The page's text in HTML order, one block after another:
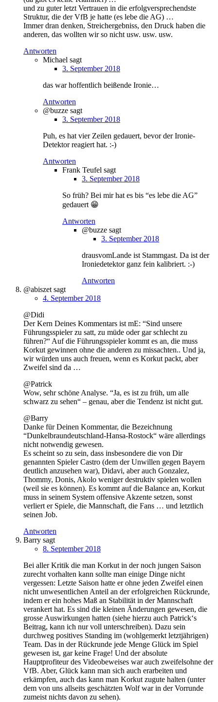
und zu guter letzt Vertrauen in die erfolgversprechendste
Struktur, die der VfB je hatte (es lebe die AG) …
Immer dran denken, Streichergebniss, den Druck haben die
anderen, das wollten wir so nicht usw. usw. usw.
Antworten
Michael sagt
3. September 2018
das war hoffentlich beißende Ironie…
Antworten
@buzze sagt
3. September 2018
Puh, es hat vier Zeilen gedauert, bevor der Ironie-
Detektor reagiert hat. :-)
Antworten
Frank Teufel sagt
3. September 2018
So früh? Bei mir hat es bis “es lebe die AG”
gedauert 😁
Antworten
@buzze sagt
3. September 2018
drausvomLande ist Stammgast. Da ist der
Ironiedetektor ganz fein kalibriert. :-)
Antworten
@abiszet sagt
4. September 2018
@Didi
Der Kern Deines Kommentars ist mE: “Sind unsere
Führungsspieler zu satt, zu müde oder gar schlecht zu
führen?“ Auf die Führungsspieler kommt es an, die muss
Korkut gewinnen ohne die anderen zu missachten.. Und ja,
wir würden uns auch freuen, wenn es Korkut packt, aber
Zweifel sind da …
@Patrick
Wow, sehr schöne Analyse. “Ja, es ist zu früh, um alle
schwarz zu sehen“ – genau, aber die Tendenz ist nicht gut.
@Barry
Danke für Deinen Kommentar, die Bezeichnung
“Dunkelbraundeutschland-Hansa-Rostock“ wäre allerdings
nicht notwendig gewesen.
Es scheint so zu sein, dass insbesondere die von Dir
genannten Spieler Castro (dem der Unwillen gegen Bayern
deutlich anzusehen war), Didavi, aber auch Gonzalez,
Thommy, Donis, Akolo weniger destruktiv spielen wollen
(weil sie es können). Es kommt auf die Balance an, Korkut
muss in seinem System offensive Akzente setzen, sonst
verliert er Spiele, die Mannschaft, die Fans … und letztlich
seinen Job.
Antworten
Barry sagt
8. September 2018
Bei aller Kritik die man Korkut in der noch jungen Saison
zurecht vorhalten kann sollte man einige Dinge nicht
vergessen: Letzte Saison hatte er ohne jeden Zweifel einen
nicht unwesentlichen Anteil an der erfolgreichen Rückrunde,
indem er ein hohes Maß an Stabilität in der Mannschaft
verankert hat. Es sind die kleinen Änderungen gewesen, die
grosse Auswirkungen hatten (siehe hierzu auch Patrick‘s
Beitrag, kann ich nur voll unterschreiben). Dazu sein
durchweg positives Standing im (wohlgemerkt letztjährigen)
Team. Das in der Rückrunde jede Menge Glück im Spiel
gewesen ist, gar keine Frage! Und der absolute
Hauptprofiteur des Videobeweises war auch zweifelsohne der
VfB. Aber, Glück kann man sich auch erarbeiten und
erkämpfen, auch das kann man Korkut zugute halten (unter
dem von uns allseits geschätzten Wolf war in der Vorrunde
zumeist nichts davon zu sehen).